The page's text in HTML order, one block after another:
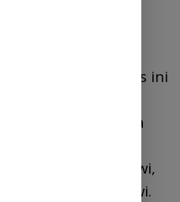
tujuan yang
dilaksanakan
oleh pemahaman,
akhlak. Proses ini
menuntut
spiritual secara
manusia
duniawi,
ukhrawi.